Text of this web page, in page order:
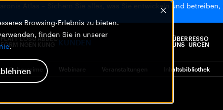
Browsing-Erlebnis zu bieten.
finden Sie in unserer
.
Atlas – Sichern Sie alles, was Sie entwickeln und betreiben,
PLATT
FORM
LÖSU
NGEN
ABDEC
KUNG
KUNDEN
ÜBER
UNS
RESSO
URCEN
of Cybercrime Webinare Veranstaltungen Inhaltsbibliothek